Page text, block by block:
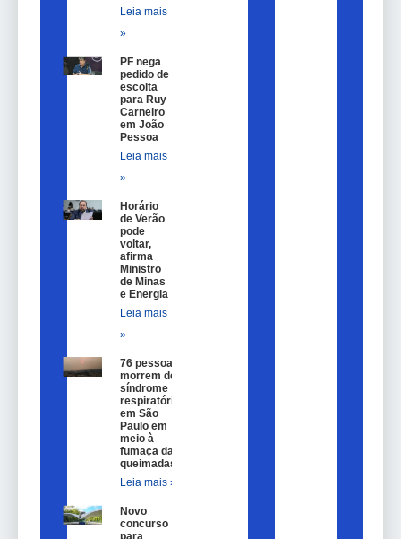
Leia mais
»
PF nega
pedido de
escolta
para Ruy
Carneiro
em João
Pessoa
Leia mais
»
Horário
de Verão
pode
voltar,
afirma
Ministro
de Minas
e Energia
Leia mais
»
76 pessoas
morrem de
síndrome
respiratória
em São
Paulo em
meio à
fumaça das
queimadas
Leia mais »
Novo
concurso
para